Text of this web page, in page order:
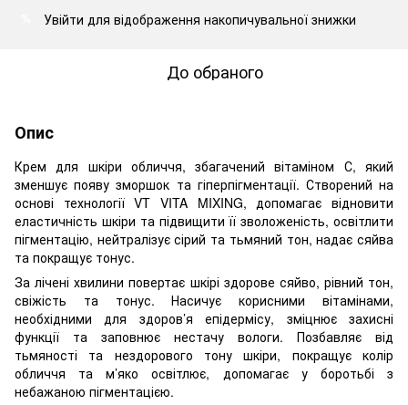
Увійти для відображення накопичувальної знижки
До обраного
Опис
Крем для шкіри обличчя, збагачений вітаміном С, який
зменшує появу зморшок та гіперпігментації. Створений на
основі технології VT VITA MIXING, допомагає відновити
еластичність шкіри та підвищити її зволоженість, освітлити
пігментацію, нейтралізує сірий та тьмяний тон, надає сяйва
та покращує тонус.
За лічені хвилини повертає шкірі здорове сяйво, рівний тон,
свіжість та тонус. Насичує корисними вітамінами,
необхідними для здоров’я епідермісу, зміцнює захисні
функції та заповнює нестачу вологи. Позбавляє від
тьмяності та нездорового тону шкіри, покращує колір
обличчя та м’яко освітлює, допомагає у боротьбі з
небажаною пігментацією.